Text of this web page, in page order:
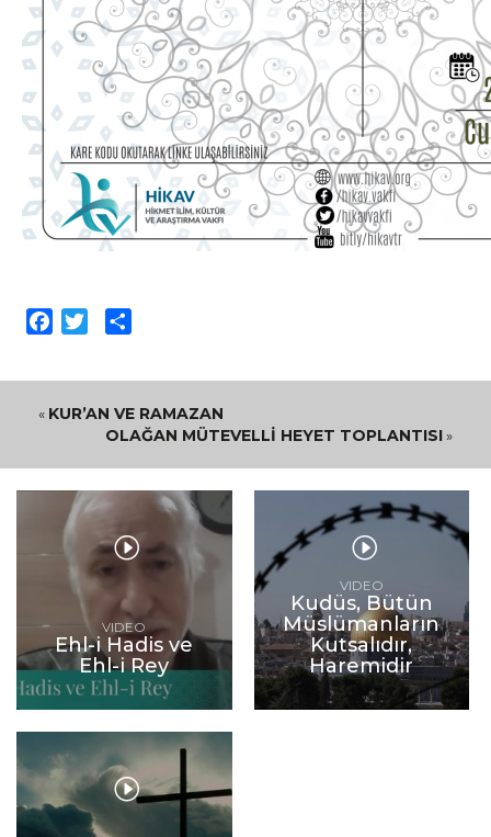
Facebook
Twitter
« KUR’AN VE RAMAZAN
OLAĞAN MÜTEVELLİ HEYET TOPLANTISI»
VIDEO
Ehl-i Hadis ve
Ehl-i Rey
VIDEO
Kudüs, Bütün
Müslümanların
Kutsalıdır,
Haremidir